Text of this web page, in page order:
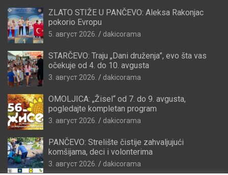
ZLATO STIŽE U PANČEVO: Aleksa Rakonjac
pokorio Evropu
5. август 2026. dakicorama
STARČEVO: Traju „Dani druženja”, evo šta vas
očekuje od 4. do 10. avgusta
3. август 2026. dakicorama
OMOLJICA: „Žisel“ od 7. do 9. avgusta,
pogledajte kompletan program
3. август 2026. dakicorama
PANČEVO: Strelište čistije zahvaljujući
komšijama, deci i volonterima
3. август 2026. dakicorama